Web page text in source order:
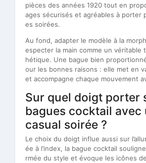
pièces des années 1920 tout en
ages sécurisés et agréables à porter
es soirées.
Au fond, adapter le modèle à la
especter la main comme un véritable
hétique. Une bague bien
our les bonnes raisons : elle met en
et accompagne chaque mouvement
Sur quel doigt porter
bagues cocktail avec
casual soirée ?
Le choix du doigt influe aussi sur
ée à l’index, la bague cocktail
rmée du style et évoque les icônes